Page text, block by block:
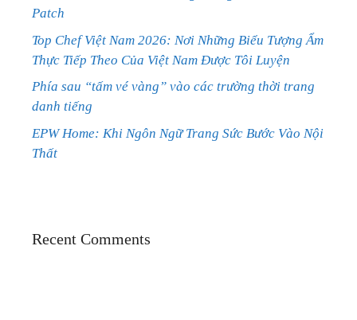
Patch
Top Chef Việt Nam 2026: Nơi Những Biểu Tượng Ẩm
Thực Tiếp Theo Của Việt Nam Được Tôi Luyện
Phía sau “tấm vé vàng” vào các trường thời trang
danh tiếng
EPW Home: Khi Ngôn Ngữ Trang Sức Bước Vào Nội
Thất
Recent Comments